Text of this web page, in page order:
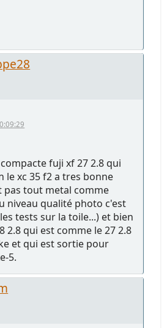
fuji xf 27 2.8 qui
le xc 35 f2 a tres bonne
pas tout metal comme
niveau qualité photo c'est
tests sur la toile...) et bien
2.8 qui est comme le 27 2.8
et qui est sortie pour
5.